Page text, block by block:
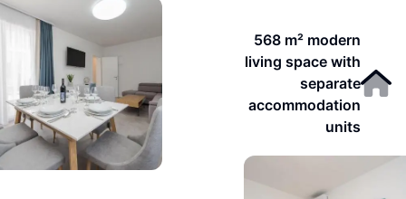
568 m² modern
living space with
separate
accommodation
units